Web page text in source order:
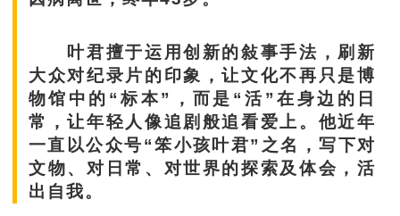
叶君擅于运用创新的敍事手法，刷新
大众对纪录片的印象，让文化不再只是博
物馆中的“标本”，而是“活”在身边的日
常，让年轻人像追剧般追看爱上。他近年
一直以公众号“笨小孩叶君”之名，写下对
文物、对日常、对世界的探索及体会，活
出自我。